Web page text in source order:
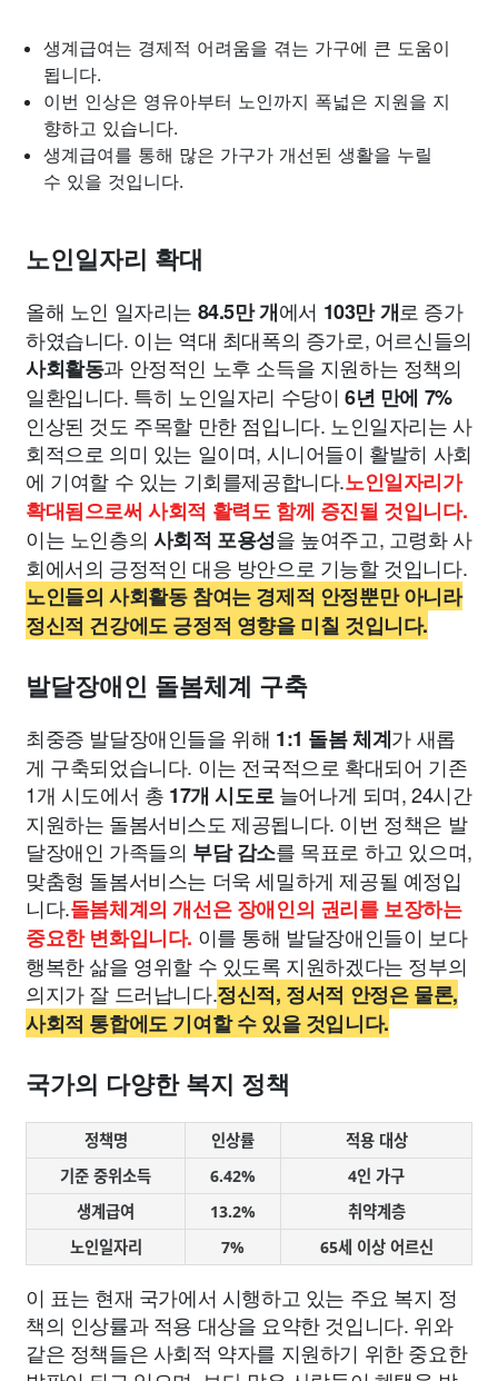
생계급여는 경제적 어려움을 겪는 가구에 큰 도움이
됩니다.
이번 인상은 영유아부터 노인까지 폭넓은 지원을 지
향하고 있습니다.
생계급여를 통해 많은 가구가 개선된 생활을 누릴
수 있을 것입니다.
노인일자리 확대
올해 노인 일자리는 84.5만 개에서 103만 개로 증가
하였습니다. 이는 역대 최대폭의 증가로, 어르신들의
사회활동과 안정적인 노후 소득을 지원하는 정책의
일환입니다. 특히 노인일자리 수당이 6년 만에 7%
인상된 것도 주목할 만한 점입니다. 노인일자리는 사
회적으로 의미 있는 일이며, 시니어들이 활발히 사회
에 기여할 수 있는 기회를제공합니다.노인일자리가
확대됨으로써 사회적 활력도 함께 증진될 것입니다.
이는 노인층의 사회적 포용성을 높여주고, 고령화 사
회에서의 긍정적인 대응 방안으로 기능할 것입니다.
노인들의 사회활동 참여는 경제적 안정뿐만 아니라
정신적 건강에도 긍정적 영향을 미칠 것입니다.
발달장애인 돌봄체계 구축
최중증 발달장애인들을 위해 1:1 돌봄 체계가 새롭
게 구축되었습니다. 이는 전국적으로 확대되어 기존
1개 시도에서 총 17개 시도로늘어나게 되며, 24시간
지원하는 돌봄서비스도 제공됩니다. 이번 정책은 발
달장애인 가족들의 부담 감소를 목표로 하고 있으며,
맞춤형 돌봄서비스는 더욱 세밀하게 제공될 예정입
니다.돌봄체계의 개선은 장애인의 권리를 보장하는
중요한 변화입니다. 이를 통해 발달장애인들이 보다
행복한 삶을 영위할 수 있도록 지원하겠다는 정부의
의지가 잘 드러납니다.정신적, 정서적 안정은 물론,
사회적 통합에도 기여할 수 있을 것입니다.
국가의 다양한 복지 정책
정책명 인상률
적용 대상
기준 중위소득
6.42%
4인 가구
생계급여
13.2%
취약계층
노인일자리
7% 65세 이상 어르신
이 표는 현재 국가에서 시행하고 있는 주요 복지 정
책의 인상률과 적용 대상을 요약한 것입니다. 위와
같은 정책들은 사회적 약자를 지원하기 위한 중요한